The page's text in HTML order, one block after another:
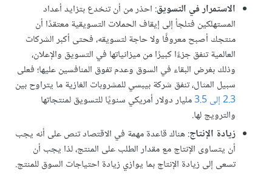
الاستمرار في التسويق: احذر من أن تنخدع بتزايد أعداد
المستهلكين فتلجأ إلى إيقاف الحملات التسويقية معتقدًا أن
منتجك أصبح معروفًا ولا حاجة لتسويقه، فحتى أكبر الشركات
العالمية تنفق جزءًا كبيرًا من ميزانياتها في التسويق والإعلان،
وذلك بغرض البقاء في السوق وعدم تفوق المنافسين عليها؛ فعلى
سبيل المثال، تنفق شركة بيبسي للمشروبات الغازية ما يتراوح بين
2.3 إلى 3.5
مليار دولار أمريكي سنويًا للتسويق لمنتجاتها
والترويج لها.
زيادة الإنتاج: هناك قاعدة مهمة في الاقتصاد تنص على أنه يجب
أن يتساوى الإنتاج مع مقدار الطلب على المنتج، لذا يجب أن
تسعى إلى زيادة الإنتاج بما يوازي زيادة احتياجات السوق للمنتج.